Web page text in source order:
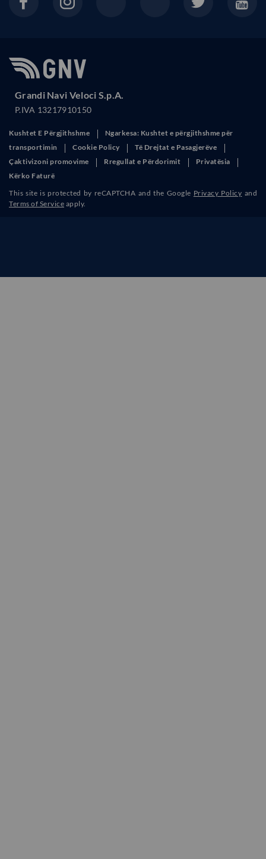
Grandi Navi Veloci S.p.A.
P.IVA 13217910150
Kushtet E Përgjithshme
Ngarkesa: Kushtet e përgjithshme për
transportimin
Cookie Policy
Të Drejtat e Pasagjerëve
Çaktivizoni promovime
Rregullat e Përdorimit
Privatësia
Kërko Faturë
This site is protected by reCAPTCHA and the Google Privacy Policy and
Terms of Service apply.